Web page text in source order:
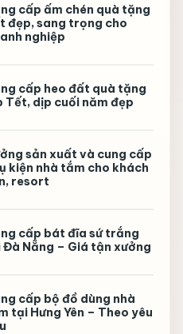
cấp ấm chén quà tặng
đẹp, sang trọng cho
nghiệp
cấp heo đất quà tặng
Tết, dịp cuối năm đẹp
sản xuất và cung cấp
kiện nhà tắm cho khách
resort
cấp bát đĩa sứ trắng
Nẵng – Giá tận xưởng
cấp bộ đồ dùng nhà
tại Hưng Yên – Theo yêu